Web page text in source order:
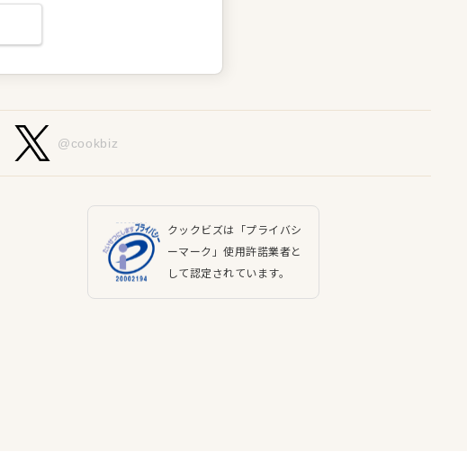
@cookbiz
クックビズは「プライバシ
ーマーク」使用許諾業者と
して認定されています。